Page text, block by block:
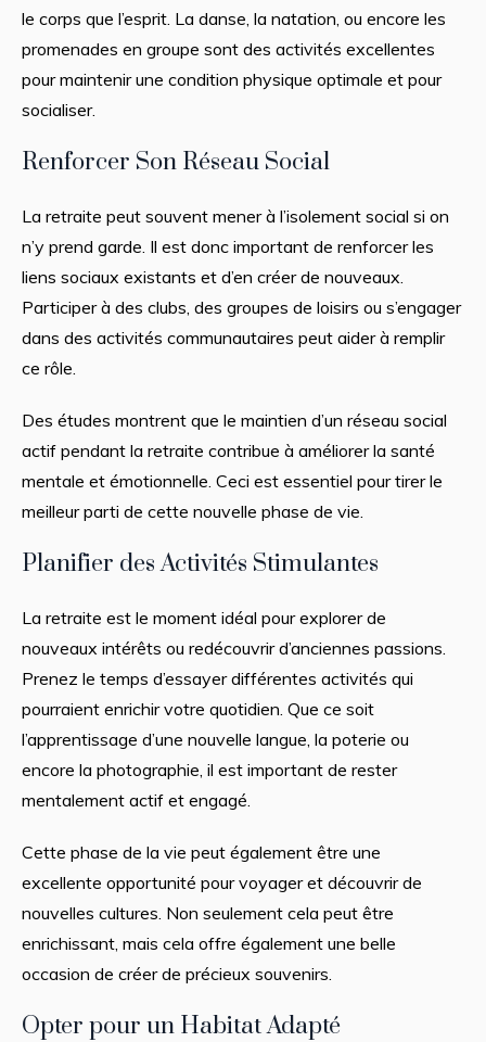
le corps que l’esprit. La danse, la natation, ou encore les
promenades en groupe sont des activités excellentes
pour maintenir une condition physique optimale et pour
socialiser.
Renforcer Son Réseau Social
La retraite peut souvent mener à l’isolement social si on
n’y prend garde. Il est donc important de renforcer les
liens sociaux existants et d’en créer de nouveaux.
Participer à des clubs, des groupes de loisirs ou s’engager
dans des activités communautaires peut aider à remplir
ce rôle.
Des études montrent que le maintien d’un réseau social
actif pendant la retraite contribue à améliorer la santé
mentale et émotionnelle. Ceci est essentiel pour tirer le
meilleur parti de cette nouvelle phase de vie.
Planifier des Activités Stimulantes
La retraite est le moment idéal pour explorer de
nouveaux intérêts ou redécouvrir d’anciennes passions.
Prenez le temps d’essayer différentes activités qui
pourraient enrichir votre quotidien. Que ce soit
l’apprentissage d’une nouvelle langue, la poterie ou
encore la photographie, il est important de rester
mentalement actif et engagé.
Cette phase de la vie peut également être une
excellente opportunité pour voyager et découvrir de
nouvelles cultures. Non seulement cela peut être
enrichissant, mais cela offre également une belle
occasion de créer de précieux souvenirs.
Opter pour un Habitat Adapté